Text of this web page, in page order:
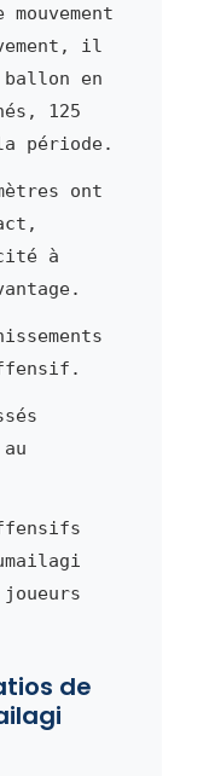
il
en
125
période.
ont
à
de